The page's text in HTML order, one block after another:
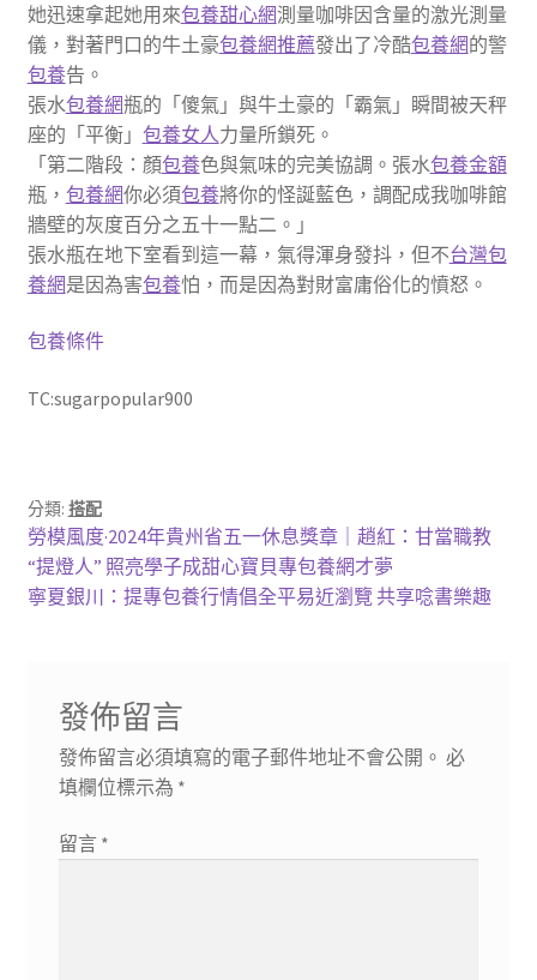
她迅速拿起她用來包養甜心網測量咖啡因含量的激光測量
儀，對著門口的牛土豪包養網推薦發出了冷酷包養網的警
包養告。
張水包養網瓶的「傻氣」與牛土豪的「霸氣」瞬間被天秤
座的「平衡」 包養女人力量所鎖死。
「第二階段：顏包養色與氣味的完美協調。張水包養金額
瓶， 包養網你必須包養將你的怪誕藍色，調配成我咖啡館
牆壁的灰度百分之五十一點二。」
張水瓶在地下室看到這一幕，氣得渾身發抖，但不台灣包
養網是因為害包養怕，而是因為對財富庸俗化的憤怒。
包養條件
TC:sugarpopular900
分類: 搭配
文
章
上
一
篇
勞模風度·2024年貴州省五一休息獎章｜趙紅：甘當職教
“提燈人” 照亮學子成甜心寶貝專包養網才夢
下
寧夏銀川：提專包養行情倡全平易近瀏覽 共享唸書樂趣
發佈留言
發佈留言必須填寫的電子郵件地址不會公開。 必
填欄位標示為 *
留言 *